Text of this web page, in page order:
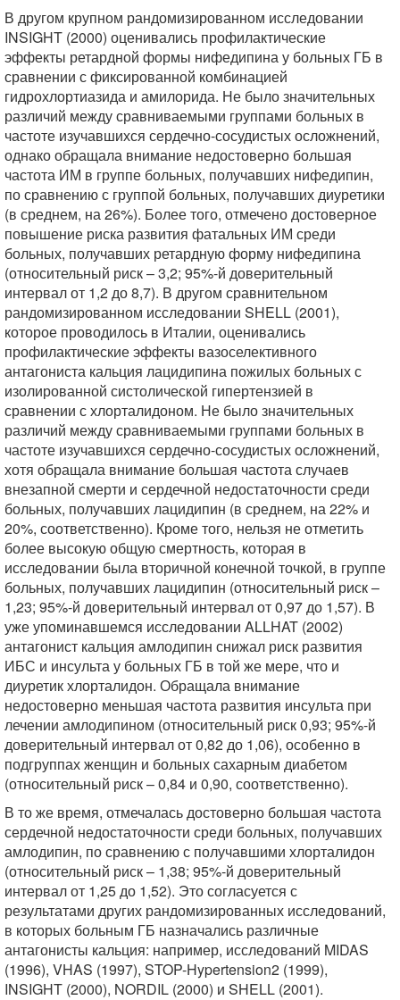
В другом крупном рандомизированном исследовании
INSIGHT (2000) оценивались профилактические
эффекты ретардной формы нифедипина у больных ГБ в
сравнении с фиксированной комбинацией
гидрохлортиазида и амилорида. Не было значительных
различий между сравниваемыми группами больных в
частоте изучавшихся сердечно-сосудистых осложнений,
однако обращала внимание недостоверно большая
частота ИМ в группе больных, получавших нифедипин,
по сравнению с группой больных, получавших диуретики
(в среднем, на 26%). Более того, отмечено достоверное
повышение риска развития фатальных ИМ среди
больных, получавших ретардную форму нифедипина
(относительный риск – 3,2; 95%-й доверительный
интервал от 1,2 до 8,7). В другом сравнительном
рандомизированном исследовании SHELL (2001),
которое проводилось в Италии, оценивались
профилактические эффекты вазоселективного
антагониста кальция лацидипина пожилых больных с
изолированной систолической гипертензией в
сравнении с хлорталидоном. Не было значительных
различий между сравниваемыми группами больных в
частоте изучавшихся сердечно-сосудистых осложнений,
хотя обращала внимание большая частота случаев
внезапной смерти и сердечной недостаточности среди
больных, получавших лацидипин (в среднем, на 22% и
20%, соответственно). Кроме того, нельзя не отметить
более высокую общую смертность, которая в
исследовании была вторичной конечной точкой, в группе
больных, получавших лацидипин (относительный риск –
1,23; 95%-й доверительный интервал от 0,97 до 1,57). В
уже упоминавшемся исследовании ALLHAT (2002)
антагонист кальция амлодипин снижал риск развития
ИБС и инсульта у больных ГБ в той же мере, что и
диуретик хлорталидон. Обращала внимание
недостоверно меньшая частота развития инсульта при
лечении амлодипином (относительный риск 0,93; 95%-й
доверительный интервал от 0,82 до 1,06), особенно в
подгруппах женщин и больных сахарным диабетом
(относительный риск – 0,84 и 0,90, соответственно).
В то же время, отмечалась достоверно большая частота
сердечной недостаточности среди больных, получавших
амлодипин, по сравнению с получавшими хлорталидон
(относительный риск – 1,38; 95%-й доверительный
интервал от 1,25 до 1,52). Это согласуется с
результатами других рандомизированных исследований,
в которых больным ГБ назначались различные
антагонисты кальция: например, исследований MIDAS
(1996), VHAS (1997), STOP-Hypertension2 (1999),
INSIGHT (2000), NORDIL (2000) и SHELL (2001).